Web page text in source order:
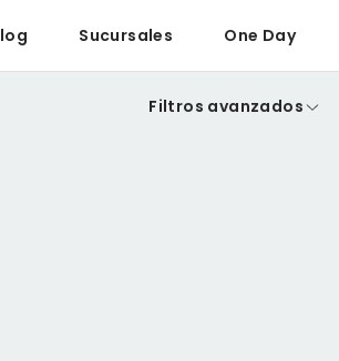
Sucursales One Day
Filtros avanzados